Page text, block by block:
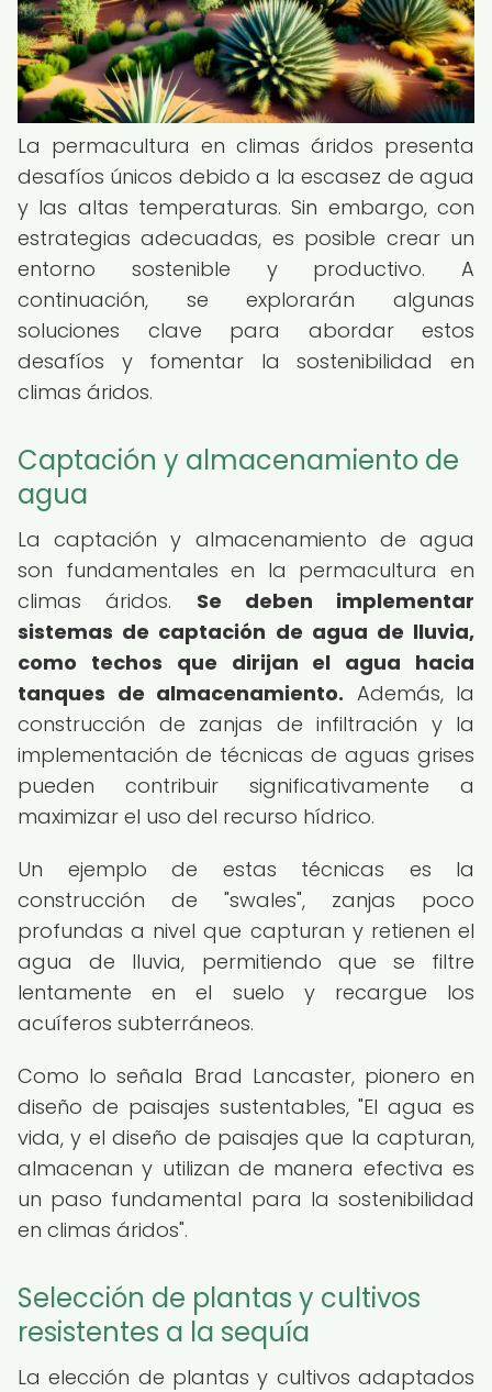
La permacultura en climas áridos presenta
desafíos únicos debido a la escasez de agua
y las altas temperaturas. Sin embargo, con
estrategias adecuadas, es posible crear un
entorno sostenible y productivo. A
continuación, se explorarán algunas
soluciones clave para abordar estos
desafíos y fomentar la sostenibilidad en
climas áridos.
Captación y almacenamiento de
agua
La captación y almacenamiento de agua
son fundamentales en la permacultura en
climas áridos. Se deben implementar
sistemas de captación de agua de lluvia,
como techos que dirijan el agua hacia
tanques de almacenamiento. Además, la
construcción de zanjas de infiltración y la
implementación de técnicas de aguas grises
pueden contribuir significativamente a
maximizar el uso del recurso hídrico.
Un ejemplo de estas técnicas es la
construcción de "swales", zanjas poco
profundas a nivel que capturan y retienen el
agua de lluvia, permitiendo que se filtre
lentamente en el suelo y recargue los
acuíferos subterráneos.
Como lo señala Brad Lancaster, pionero en
diseño de paisajes sustentables, "El agua es
vida, y el diseño de paisajes que la capturan,
almacenan y utilizan de manera efectiva es
un paso fundamental para la sostenibilidad
en climas áridos".
Selección de plantas y cultivos
resistentes a la sequía
La elección de plantas y cultivos adaptados